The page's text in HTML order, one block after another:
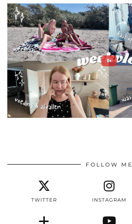
FOLLOW ME
TWITTER INSTAGRAM